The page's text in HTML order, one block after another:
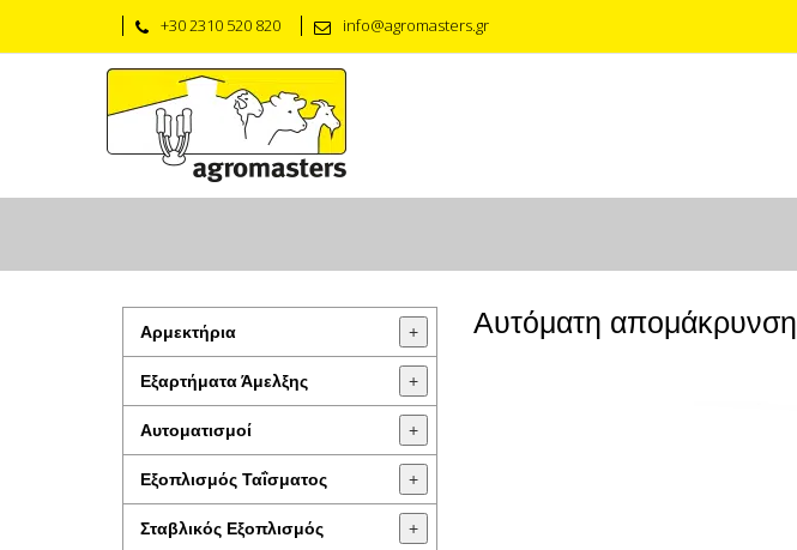
+30 2310 520 820 info@agromasters.gr
Αρμεκτήρια +
Εξαρτήματα Άμελξης +
Αυτοματισμοί +
Εξοπλισμός Ταΐσματος +
Σταβλικός Εξοπλισμός +
Aυτόματη